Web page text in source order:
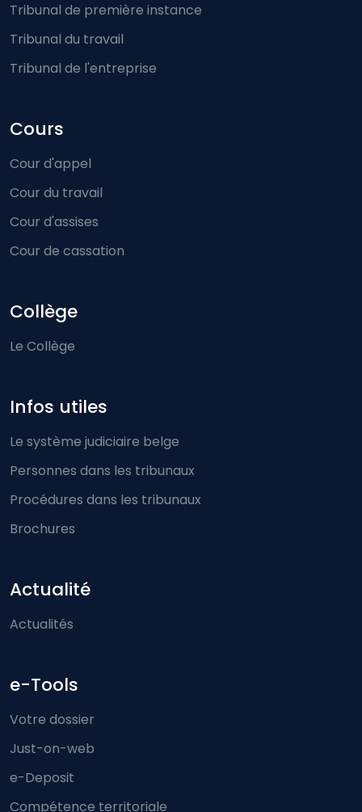
Tribunal de première instance
Tribunal du travail
Tribunal de l'entreprise
Cours
Cour d'appel
Cour du travail
Cour d'assises
Cour de cassation
Collège
Le Collège
Infos utiles
Le système judiciaire belge
Personnes dans les tribunaux
Procédures dans les tribunaux
Brochures
Actualité
Actualités
e-Tools
Votre dossier
Just-on-web
e-Deposit
Compétence territoriale